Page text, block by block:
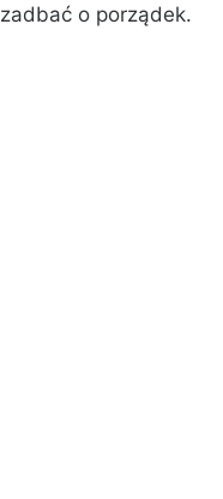
o porządek.